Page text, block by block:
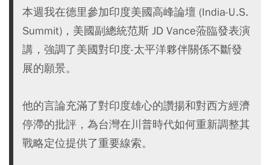
本週我在德里參加印度美國高峰論壇 (India-U.S.
Summit)，美國副總統范斯 JD Vance蒞臨發表演
講，強調了美國對印度-太平洋夥伴關係不斷發
展的願景。
他的言論充滿了對印度雄心的讚揚和對西方經濟
停滯的批評，為台灣在川普時代如何重新調整其
戰略定位提供了重要線索。